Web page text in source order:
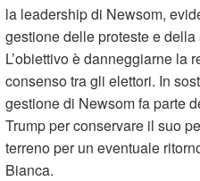
la leadership di Newsom,
gestione delle proteste e
L’obiettivo è danneggiarne la
consenso tra gli elettori. In
gestione di Newsom fa parte
Trump per conservare il suo
terreno per un eventuale
Bianca.